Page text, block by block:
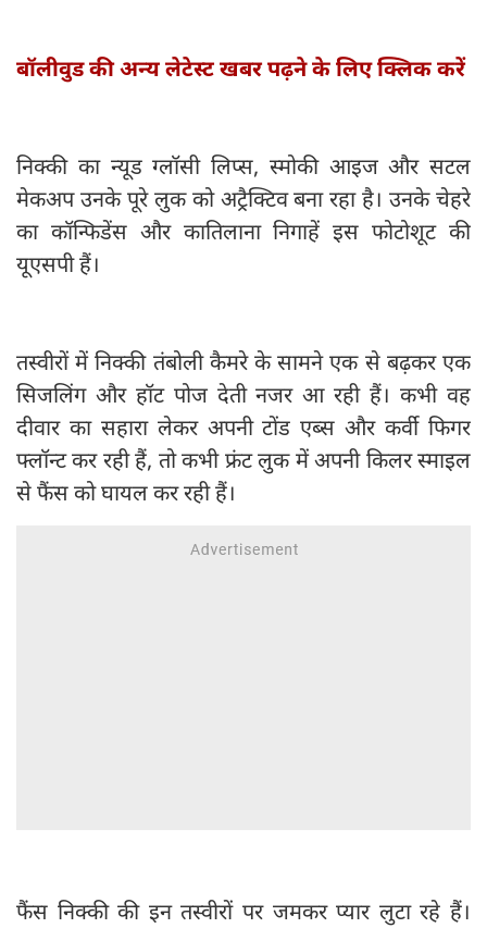
बॉलीवुड की अन्य लेटेस्ट खबर पढ़ने के लिए क्लिक करें
निक्की का न्यूड ग्लॉसी लिप्स, स्मोकी आइज और सटल
मेकअप उनके पूरे लुक को अट्रैक्टिव बना रहा है। उनके चेहरे
का कॉन्फिडेंस और कातिलाना निगाहें इस फोटोशूट की
यूएसपी हैं।
तस्वीरों में निक्की तंबोली कैमरे के सामने एक से बढ़कर एक
सिजलिंग और हॉट पोज देती नजर आ रही हैं। कभी वह
दीवार का सहारा लेकर अपनी टोंड एब्स और कर्वी फिगर
फ्लॉन्ट कर रही हैं, तो कभी फ्रंट लुक में अपनी किलर स्माइल
से फैंस को घायल कर रही हैं।
फैंस निक्की की इन तस्वीरों पर जमकर प्यार लुटा रहे हैं।